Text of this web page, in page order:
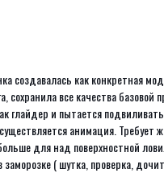
создавалась как конкретная
все качества
глайдер и пытается
анимация.
для над поверхностной
заморозке ( шутка, проверка,